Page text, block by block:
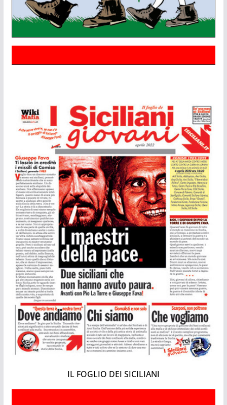
IL FOGLIO DEI SICILIANI